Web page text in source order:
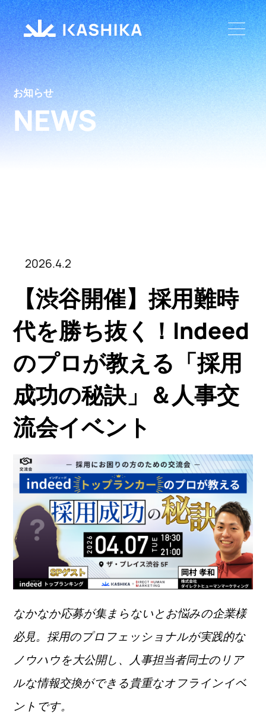
お知らせ
NEWS
2026.4.2
【渋谷開催】採用難時
代を勝ち抜く！Indeed
のプロが教える「採用
成功の秘訣」＆人事交
流会イベント
なかなか応募が集まらないとお悩みの企業様
必見。採用のプロフェッショナルが実践的な
ノウハウを大公開し、人事担当者同士のリア
ルな情報交換ができる貴重なオフラインイベ
ントです。